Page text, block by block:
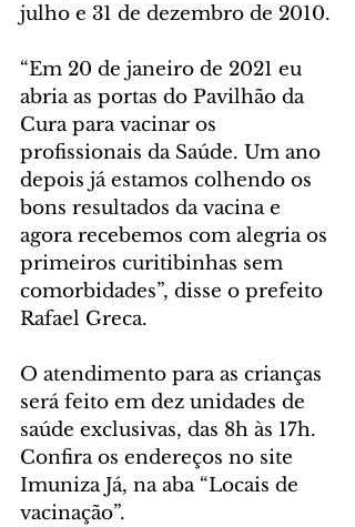
julho e 31 de dezembro de 2010.
“Em 20 de janeiro de 2021 eu
abria as portas do Pavilhão da
Cura para vacinar os
profissionais da Saúde. Um ano
depois já estamos colhendo os
bons resultados da vacina e
agora recebemos com alegria os
primeiros curitibinhas sem
comorbidades”, disse o prefeito
Rafael Greca.
O atendimento para as crianças
será feito em dez unidades de
saúde exclusivas, das 8h às 17h.
Confira os endereços no site
Imuniza Já, na aba “Locais de
vacinação”.